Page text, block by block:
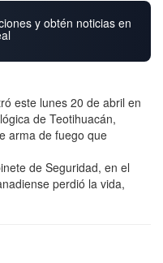
y obtén noticias en
este lunes 20 de abril en
de Teotihuacán,
arma de fuego que
de Seguridad, en el
perdió la vida,